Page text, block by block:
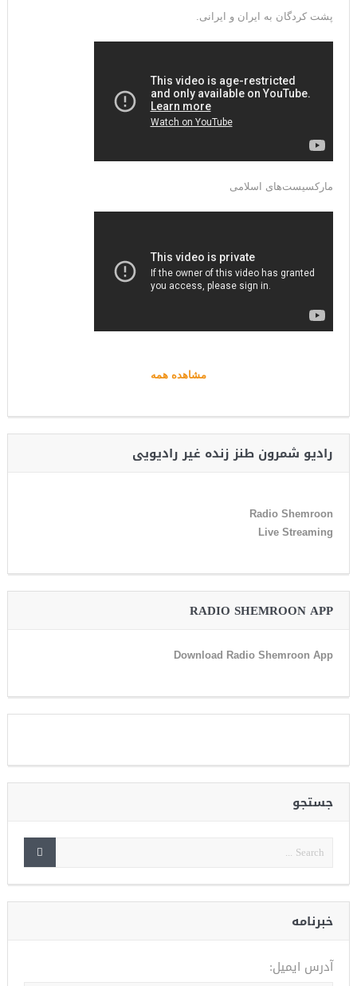
پشت کردگان به ایران و ایرانی.
مارکسیست‌های اسلامی
مشاهده همه
رادیو شمرون طنز زنده غیر رادیویی
Radio Shemroon
Live Streaming
RADIO SHEMROON APP
Download Radio Shemroon App
جستجو
خبرنامه
آدرس ایمیل: